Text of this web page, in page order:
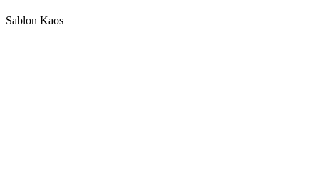
Sablon Kaos